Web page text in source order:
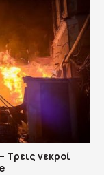
Τρεις νεκροί